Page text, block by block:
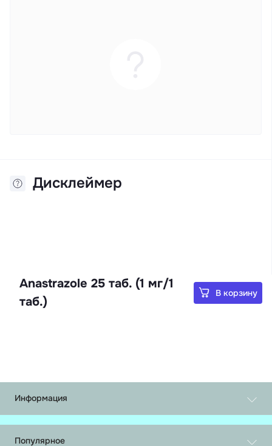
Дисклеймер
Anastrazole 25 таб. (1 мг/1
таб.)
В корзину
Информация
Обмен и возврат
О нас
Популярное